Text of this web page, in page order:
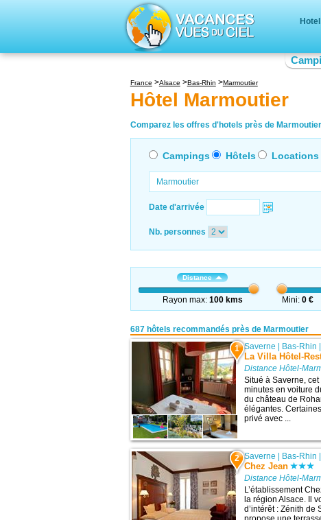
France Alsace Bas-Rhin Marmoutier
Hôtel Marmoutier
Comparez les offres d'hotels près de
Campings Hôtels Locations
Date d'arrivée
Nb. personnes
Distance
Rayon max: 100 kms Mini:0 €
687 hôtels recommandés près de Marmoutier
1 Saverne | Bas-Rhin
La Villa Hôtel-
Distance Hôtel-
Situé à Saverne,
minutes en voiture
du château de
élégantes.
privé avec ...
2 Saverne | Bas-Rhin
Chez Jean
Distance Hôtel-
L’établissement
la région Alsace. Il
d’intérêt : Zénith de